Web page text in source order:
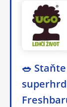
🥗